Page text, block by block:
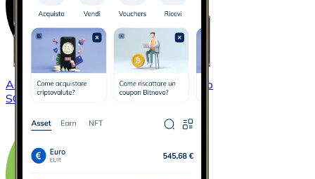
AcquistareSolana
con bonifico bancario
SOL